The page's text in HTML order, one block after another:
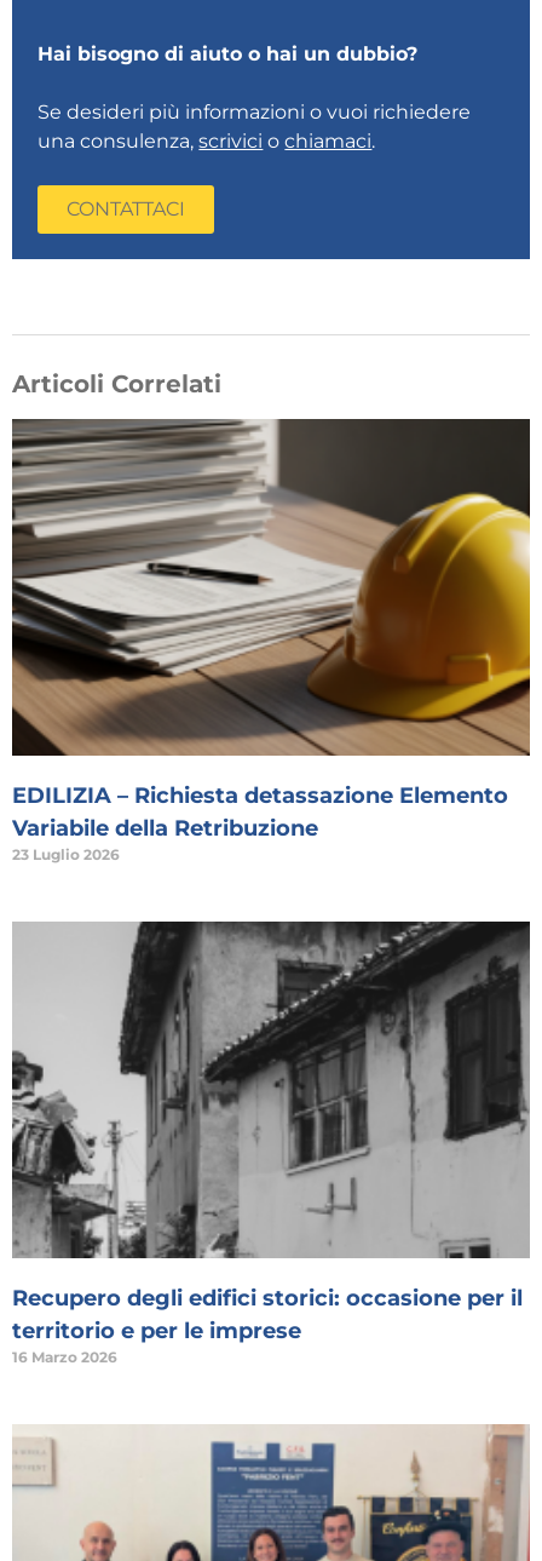
Hai bisogno di aiuto o hai un dubbio?
Se desideri più informazioni o vuoi richiedere
una consulenza,scrivici ochiamaci.
CONTATTACI
Articoli Correlati
EDILIZIA – Richiesta detassazione Elemento
Variabile della Retribuzione
23 Luglio 2026
Recupero degli edifici storici: occasione per il
territorio e per le imprese
16 Marzo 2026